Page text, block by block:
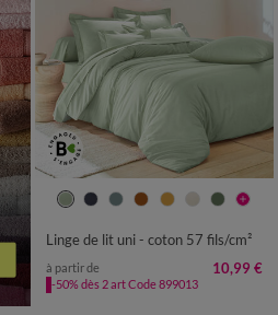
Linge de lit uni - coton 57 fils/cm²
à partir de 10,99 €
-50% dès 2 art Code 899013